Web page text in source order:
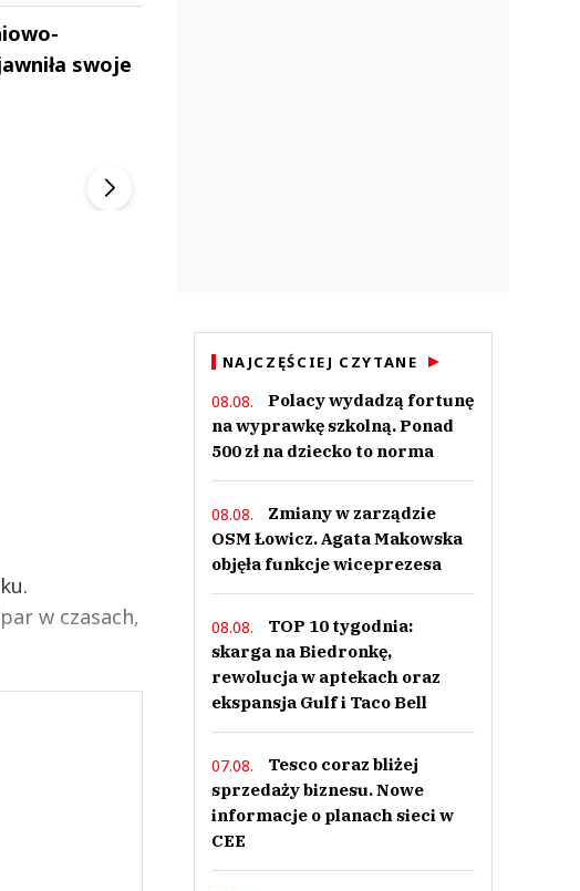
swoje
w czasach,
NAJCZĘŚCIEJ CZYTANE
08.08.
Polacy wydadzą fortunę
na wyprawkę szkolną. Ponad
500 zł na dziecko to norma
08.08.
Zmiany w zarządzie
OSM Łowicz. Agata Makowska
objęła funkcje wiceprezesa
08.08.
TOP 10 tygodnia:
skarga na Biedronkę,
rewolucja w aptekach oraz
ekspansja Gulf i Taco Bell
07.08.
Tesco coraz bliżej
sprzedaży biznesu. Nowe
informacje o planach sieci w
CEE